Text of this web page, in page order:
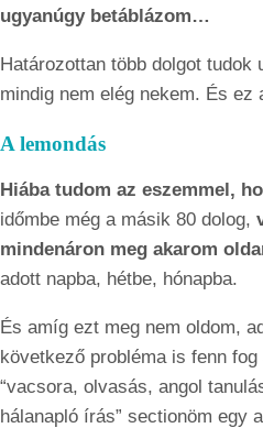
ugyanúgy betáblázom…
Határozottan több dolgot tudok
mindig nem elég nekem. És ez
A lemondás
Hiába tudom az eszemmel,
időmbe még a másik 80 dolog,
mindenáron meg akarom
adott napba, hétbe, hónapba.
És amíg ezt meg nem oldom,
következő probléma is fenn
“vacsora, olvasás, angol
hálanapló írás” sectionöm egy